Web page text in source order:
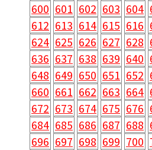
600 601 602 603 604
612 613 614 615 616
624 625 626 627 628
636 637 638 639 640
648 649 650 651 652
660 661 662 663 664
672 673 674 675 676
684 685 686 687 688
696 697 698 699 700